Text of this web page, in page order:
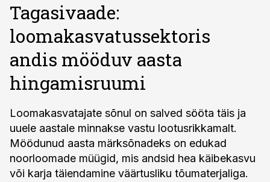
Tagasivaade:
loomakasvatussektoris
andis mööduv aasta
hingamisruumi
Loomakasvatajate sõnul on salved sööta täis ja
uuele aastale minnakse vastu lootusrikkamalt.
Möödunud aasta märksõnadeks on edukad
noorloomade müügid, mis andsid hea käibekasvu
või karja täiendamine väärtusliku tõumaterjaliga.